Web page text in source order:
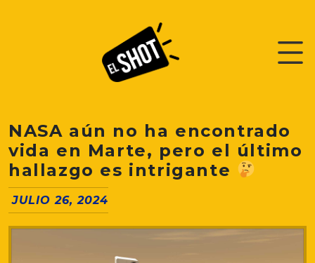
NASA aún no ha encontrado
vida en Marte, pero el último
hallazgo es intrigante
JULIO 26, 2024